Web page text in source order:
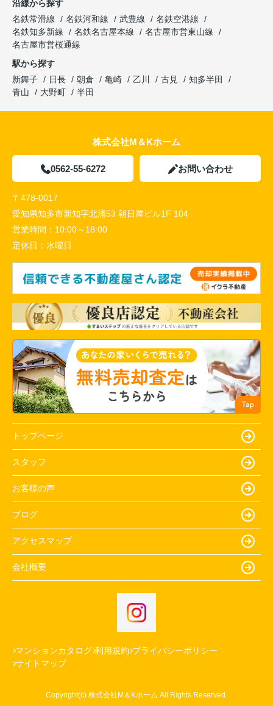
沿線から探す
名鉄常滑線
名鉄河和線 武豊線
名鉄空港線
名鉄知多新線
名鉄名古屋本線
名古屋市営東山線
名古屋市営桜通線
駅から探す
新舞子
日長 朝倉 亀崎 乙川 古見
知多半田
青山
大野町 半田
株式会社M＆Kホーム
0562-55-6272 お問い合わせ
〒478-0017
愛知県知多市新知字北浦53 朝日屋ビル1F 104
営業時間： 10:00～18:00
定休日： 水曜日
トップページ
スタッフ
お客様の声
ブログ
アクセスマップ
会社概要
マンションカタログ 利用規約 プライバシーポリシー
サイトマップ
Copyright(c) 株式会社M＆Kホーム All Rights Reserved.